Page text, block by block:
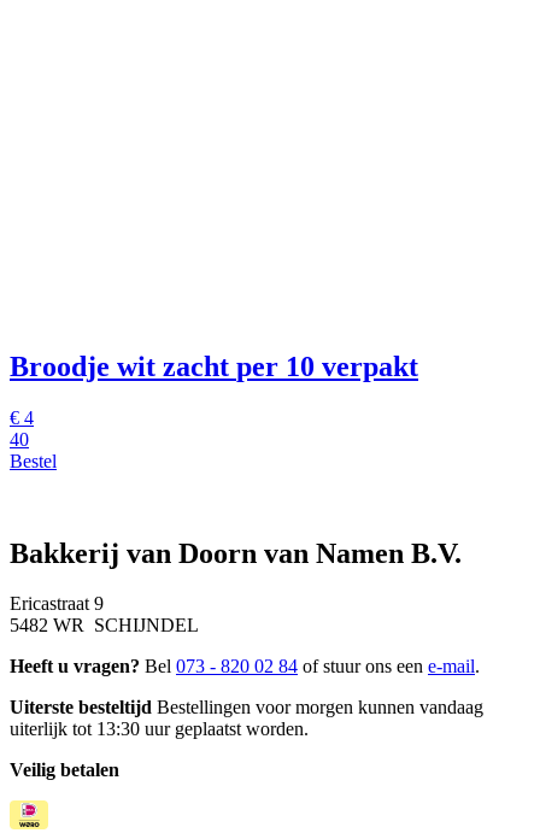
Broodje wit zacht per 10 verpakt
€ 4
40
Bestel
Bakkerij van Doorn van Namen B.V.
Ericastraat 9
5482 WR SCHIJNDEL
Heeft u vragen? Bel 073 - 820 02 84 of stuur ons een e-mail.
Uiterste besteltijd Bestellingen voor morgen kunnen vandaag
uiterlijk tot 13:30 uur geplaatst worden.
Veilig betalen